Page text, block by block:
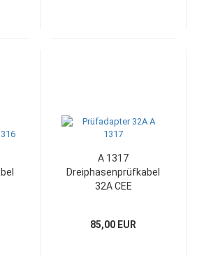
A 1317
Dreiphasenprüfkabel
32A CEE
85,00 EUR